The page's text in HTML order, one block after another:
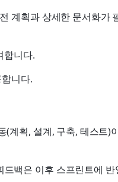
계획과 상세한 문서화가
합니다.
니다.
계획, 설계, 구축, 테스트)
백은 이후 스프린트에 반